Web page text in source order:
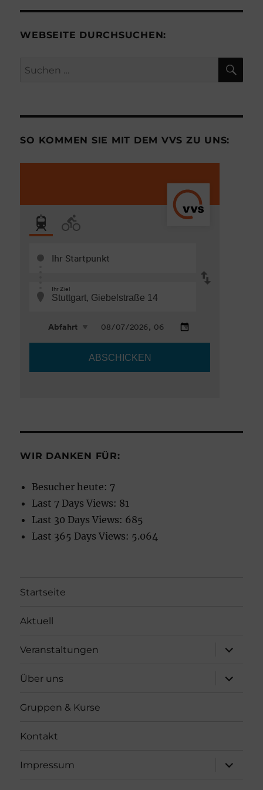
WEBSEITE DURCHSUCHEN:
Suchen
SO KOMMEN SIE MIT DEM VVS ZU UNS:
WIR DANKEN FÜR:
Besucher heute: 7
Last 7 Days Views: 81
Last 30 Days Views: 685
Last 365 Days Views: 5.064
Startseite
Aktuell
Veranstaltungen
öffnen
Über uns
öffnen
Gruppen & Kurse
Kontakt
Impressum
öffnen